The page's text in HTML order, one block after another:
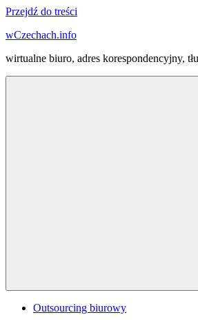
Przejdź do treści
wCzechach.info
wirtualne biuro, adres korespondencyjny,
Outsourcing biurowy